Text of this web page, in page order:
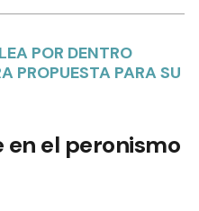
POR DENTRO
PROPUESTA PARA SU
en el peronismo